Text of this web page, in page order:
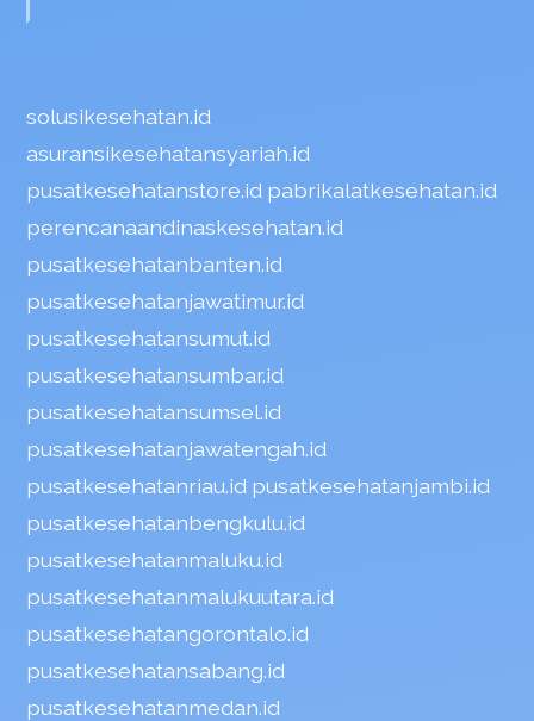
solusikesehatan.id
asuransikesehatansyariah.id
pusatkesehatanstore.id pabrikalatkesehatan.id
perencanaandinaskesehatan.id
pusatkesehatanbanten.id
pusatkesehatanjawatimur.id
pusatkesehatansumut.id
pusatkesehatansumbar.id
pusatkesehatansumsel.id
pusatkesehatanjawatengah.id
pusatkesehatanriau.id pusatkesehatanjambi.id
pusatkesehatanbengkulu.id
pusatkesehatanmaluku.id
pusatkesehatanmalukuutara.id
pusatkesehatangorontalo.id
pusatkesehatansabang.id
pusatkesehatanmedan.id